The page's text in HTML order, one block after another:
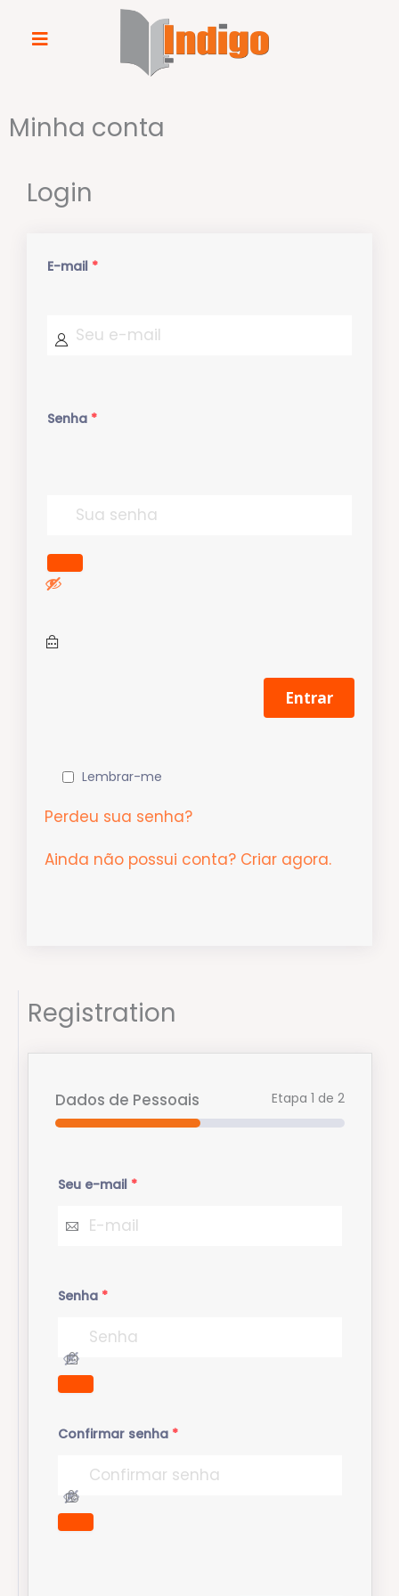
Minha conta
Login
E-mail *
Senha *
Lembrar-me
Perdeu sua senha?
Ainda não possui conta? Criar agora.
Registration
Etapa 1 de 2
Seu e-mail *
Senha *
Confirmar senha *